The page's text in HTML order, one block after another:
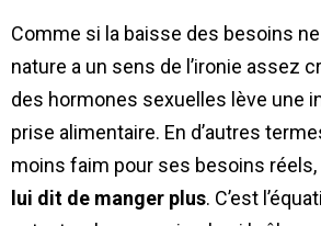
Comme si la baisse des besoins
nature a un sens de l’ironie assez
des hormones sexuelles lève une
prise alimentaire. En d’autres
moins faim pour ses besoins réels,
lui dit de manger plus. C’est